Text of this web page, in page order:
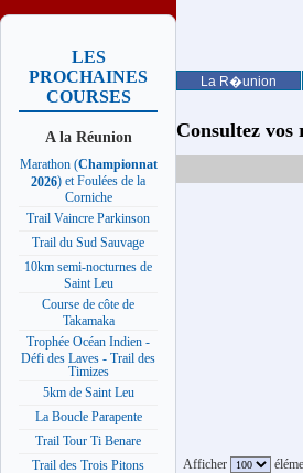
La R�union
LES
PROCHAINES
COURSES
A la Réunion
Marathon (Championnat
2026) et Foulées de la
Corniche
Trail Vaincre Parkinson
Trail du Sud Sauvage
10km semi-nocturnes de
Saint Leu
Course de côte de
Takamaka
Trophée Océan Indien -
Défi des Laves - Trail des
Timizes
5km de Saint Leu
La Boucle Parapente
Trail Tour Ti Benare
Trail des Trois Pitons
Consultez
Afficher